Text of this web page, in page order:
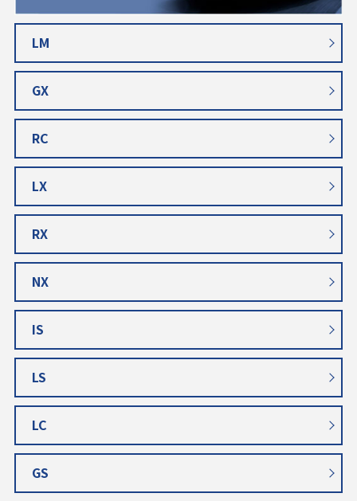
LM
GX
RC
LX
RX
NX
IS
LS
LC
GS